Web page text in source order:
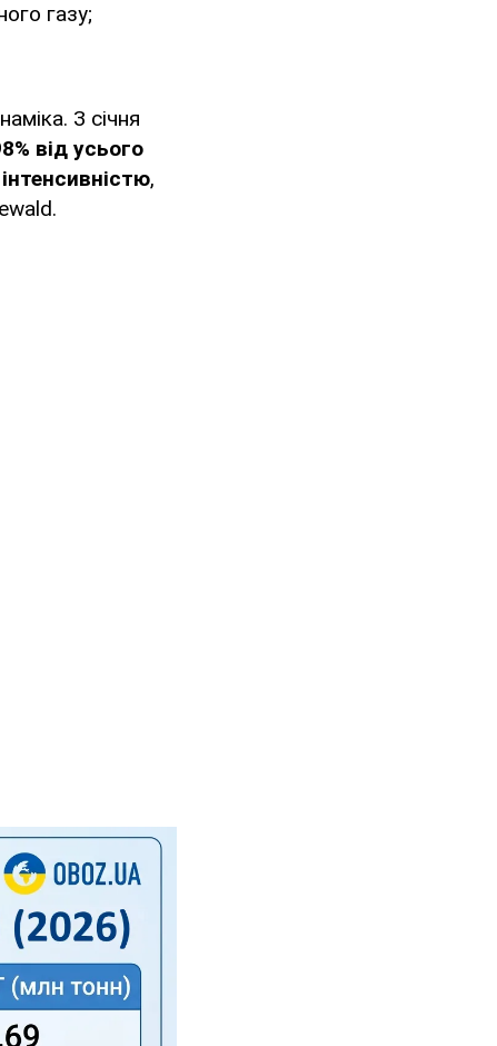
газу;
З січня
від усього
,